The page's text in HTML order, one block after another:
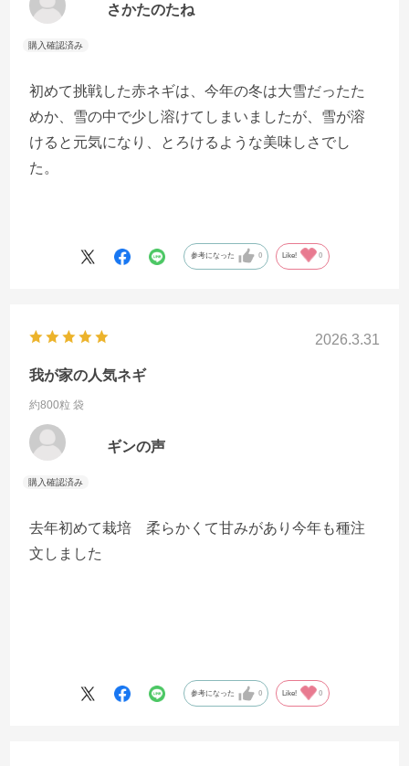
さかたのたね
初めて挑戦した赤ネギは、今年の冬は大雪だったた
めか、雪の中で少し溶けてしまいましたが、雪が溶
けると元気になり、とろけるような美味しさでし
た。
参考になった 0 Like! 0
2026.3.31
我が家の人気ネギ
約800粒 袋
ギンの声
去年初めて栽培 柔らかくて甘みがあり今年も種注
文しました
参考になった 0 Like! 0